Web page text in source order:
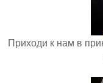
Приходи к нам в